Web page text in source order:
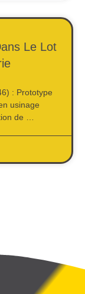
Le Lot
: Prototype
usinage
de …